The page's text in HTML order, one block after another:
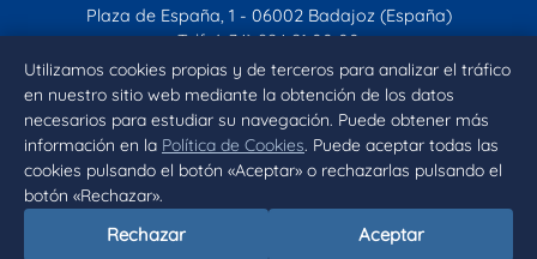
Utilizamos cookies propias y de terceros para analizar el tráfico
en nuestro sitio web mediante la obtención de los datos
necesarios para estudiar su navegación. Puede obtener más
información en la Política de Cookies. Puede aceptar todas las
cookies pulsando el botón «Aceptar» o rechazarlas pulsando el
botón «Rechazar».
Rechazar Aceptar
Plaza de España, 1 - 06002 Badajoz (España)
Telf. (+34) 924 21 00 00
contacto@aytobadajoz.es
Facebook
X Instagram
YouTube
Inicio Aviso legal
Declaración de accesibilidad